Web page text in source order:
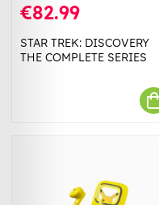
€82.99
STAR TREK: DISCOVERY
THE COMPLETE SERIES